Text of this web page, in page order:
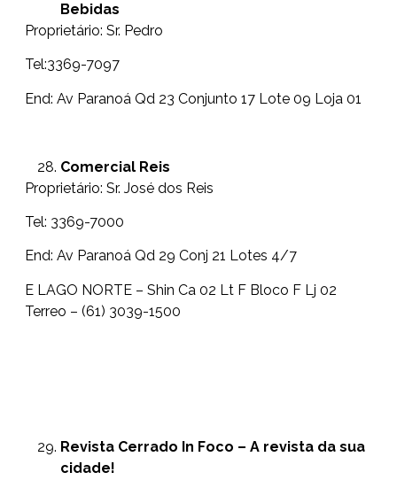
Bebidas
Proprietário: Sr. Pedro
Tel:3369-7097
End: Av Paranoá Qd 23 Conjunto 17 Lote 09 Loja 01
Comercial Reis
Proprietário: Sr. José dos Reis
Tel: 3369-7000
End: Av Paranoá Qd 29 Conj 21 Lotes 4/7
E LAGO NORTE – Shin Ca 02 Lt F Bloco F Lj 02
Terreo – (61) 3039-1500
Revista Cerrado In Foco – A revista da sua
cidade!